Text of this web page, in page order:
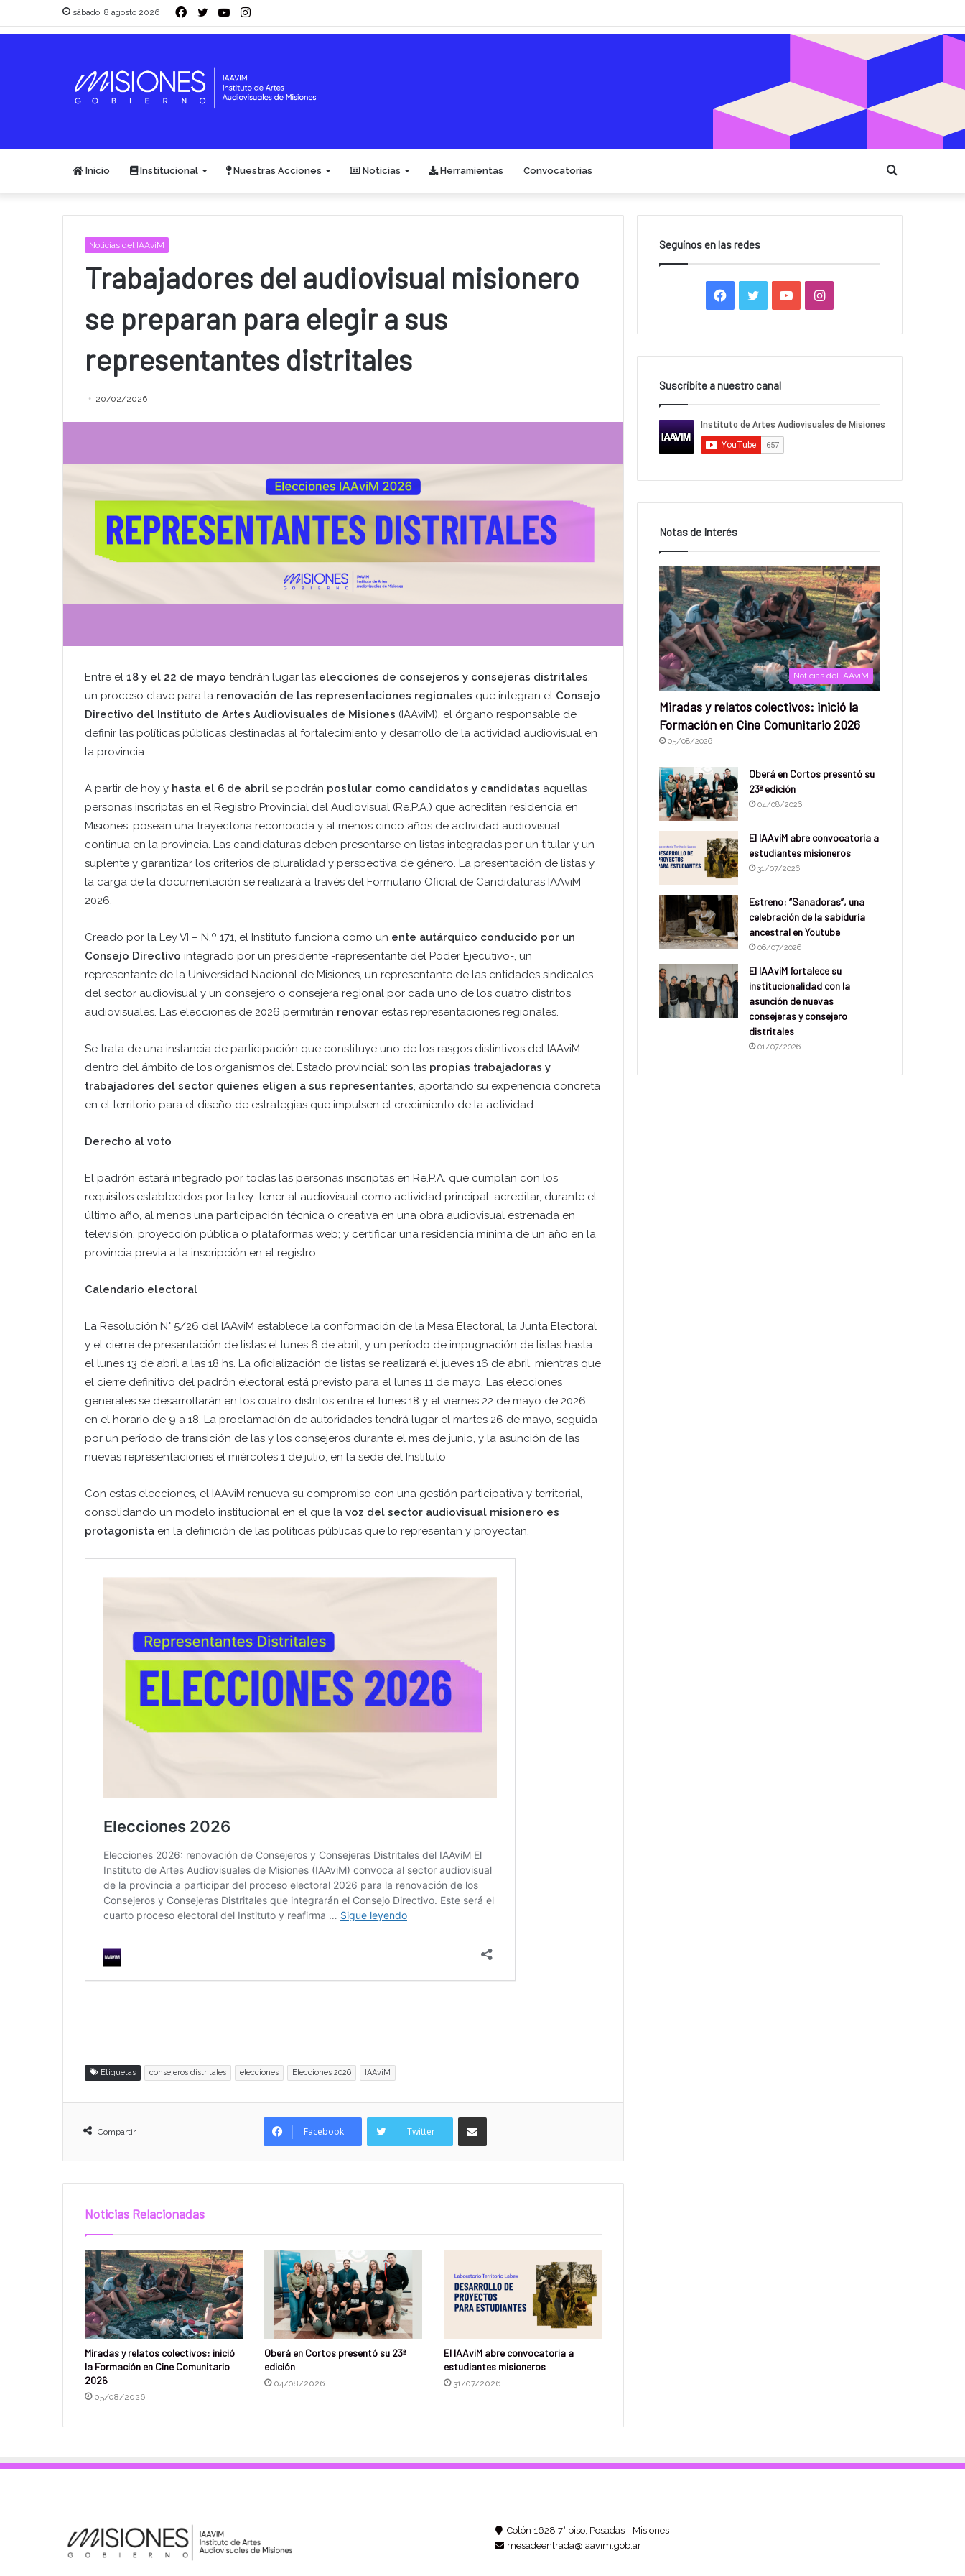
sábado, 8 agosto 2026 Facebook
TwitterYouTubeInstagram
Inicio Institucional Nuestras Acciones Noticias Herramientas Convocatorias
Noticias del IAAviM
Trabajadores del audiovisual misionero
se preparan para elegir a sus
representantes distritales
20/02/2026
Entre el 18 y el 22 de mayo tendrán lugar las elecciones de consejeros y consejeras distritales,
un proceso clave para la renovación de las representaciones regionales que integran el Consejo
Directivo del Instituto de Artes Audiovisuales de Misiones (IAAviM), el órgano responsable de
definir las políticas públicas destinadas al fortalecimiento y desarrollo de la actividad audiovisual en
la provincia.
A partir de hoy y hasta el 6 de abril se podrán postular como candidatos y candidatas aquellas
personas inscriptas en el Registro Provincial del Audiovisual (Re.P.A.) que acrediten residencia en
Misiones, posean una trayectoria reconocida y al menos cinco años de actividad audiovisual
continua en la provincia. Las candidaturas deben presentarse en listas integradas por un titular y un
suplente y garantizar los criterios de pluralidad y perspectiva de género. La presentación de listas y
la carga de la documentación se realizará a través del Formulario Oficial de Candidaturas IAAviM
2026.
Creado por la Ley VI – N.º 171, el Instituto funciona como un ente autárquico conducido por un
Consejo Directivo integrado por un presidente -representante del Poder Ejecutivo-, un
representante de la Universidad Nacional de Misiones, un representante de las entidades sindicales
del sector audiovisual y un consejero o consejera regional por cada uno de los cuatro distritos
audiovisuales. Las elecciones de 2026 permitirán renovar estas representaciones regionales.
Se trata de una instancia de participación que constituye uno de los rasgos distintivos del IAAviM
dentro del ámbito de los organismos del Estado provincial: son las propias trabajadoras y
trabajadores del sector quienes eligen a sus representantes, aportando su experiencia concreta
en el territorio para el diseño de estrategias que impulsen el crecimiento de la actividad.
Derecho al voto
El padrón estará integrado por todas las personas inscriptas en Re.P.A. que cumplan con los
requisitos establecidos por la ley: tener al audiovisual como actividad principal; acreditar, durante el
último año, al menos una participación técnica o creativa en una obra audiovisual estrenada en
televisión, proyección pública o plataformas web; y certificar una residencia mínima de un año en la
provincia previa a la inscripción en el registro.
Calendario electoral
La Resolución N° 5/26 del IAAviM establece la conformación de la Mesa Electoral, la Junta Electoral
y el cierre de presentación de listas el lunes 6 de abril, y un período de impugnación de listas hasta
el lunes 13 de abril a las 18 hs. La oficialización de listas se realizará el jueves 16 de abril, mientras que
el cierre definitivo del padrón electoral está previsto para el lunes 11 de mayo. Las elecciones
generales se desarrollarán en los cuatro distritos entre el lunes 18 y el viernes 22 de mayo de 2026,
en el horario de 9 a 18. La proclamación de autoridades tendrá lugar el martes 26 de mayo, seguida
por un período de transición de las y los consejeros durante el mes de junio, y la asunción de las
nuevas representaciones el miércoles 1 de julio, en la sede del Instituto
Con estas elecciones, el IAAviM renueva su compromiso con una gestión participativa y territorial,
consolidando un modelo institucional en el que la voz del sector audiovisual misionero es
protagonista en la definición de las políticas públicas que lo representan y proyectan.
Etiquetas consejeros distritales elecciones Elecciones 2026 IAAviM
Compartir Facebook Twitter
Compartir por Email
Noticias Relacionadas
Miradas y relatos colectivos: inició
la Formación en Cine Comunitario
2026
05/08/2026
Oberá en Cortos presentó su 23ª
edición
04/08/2026
El IAAviM abre convocatoria a
estudiantes misioneros
31/07/2026
Seguínos en las redes
Facebook
TwitterYouTubeInstagram
Suscribíte a nuestro canal
Notas de Interés
Noticias del IAAviM
Miradas y relatos colectivos: inició la
Formación en Cine Comunitario 2026
05/08/2026
Oberá en Cortos presentó su
23ª edición
04/08/2026
El IAAviM abre convocatoria a
estudiantes misioneros
31/07/2026
Estreno: “Sanadoras”, una
celebración de la sabiduría
ancestral en Youtube
06/07/2026
El IAAviM fortalece su
institucionalidad con la
asunción de nuevas
consejeras y consejero
distritales
01/07/2026
Colón 1628 7° piso, Posadas - Misiones
mesadeentrada@iaavim.gob.ar